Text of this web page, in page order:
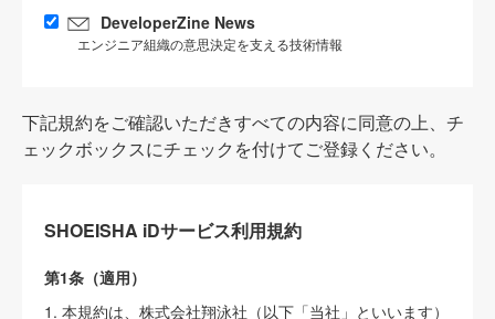
DeveloperZine News
エンジニア組織の意思決定を支える技術情報
下記規約をご確認いただきすべての内容に同意の上、チ
ェックボックスにチェックを付けてご登録ください。
SHOEISHA iDサービス利用規約
第1条（適用）
1. 本規約は、株式会社翔泳社（以下「当社」といいます）